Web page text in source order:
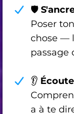
🛡️
Poser
chose —
passage
👂
a à te